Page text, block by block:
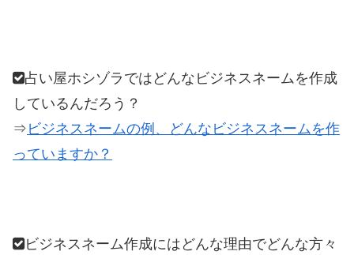
占い屋ホシゾラではどんなビジネスネームを作成
しているんだろう？
⇒ ビジネスネームの例、どんなビジネスネームを作
っていますか？
ビジネスネーム作成にはどんな理由でどんな方々